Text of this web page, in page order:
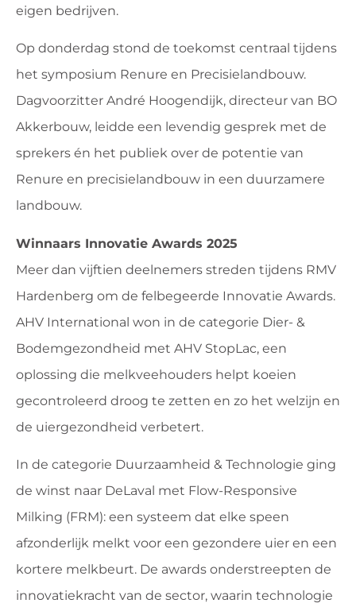
eigen bedrijven.
Op donderdag stond de toekomst centraal tijdens
het symposium Renure en Precisielandbouw.
Dagvoorzitter André Hoogendijk, directeur van BO
Akkerbouw, leidde een levendig gesprek met de
sprekers én het publiek over de potentie van
Renure en precisielandbouw in een duurzamere
landbouw.
Winnaars Innovatie Awards 2025
Meer dan vijftien deelnemers streden tijdens RMV
Hardenberg om de felbegeerde Innovatie Awards.
AHV International won in de categorie Dier- &
Bodemgezondheid met AHV StopLac, een
oplossing die melkveehouders helpt koeien
gecontroleerd droog te zetten en zo het welzijn en
de uiergezondheid verbetert.
In de categorie Duurzaamheid & Technologie ging
de winst naar DeLaval met Flow-Responsive
Milking (FRM): een systeem dat elke speen
afzonderlijk melkt voor een gezondere uier en een
kortere melkbeurt. De awards onderstreepten de
innovatiekracht van de sector, waarin technologie